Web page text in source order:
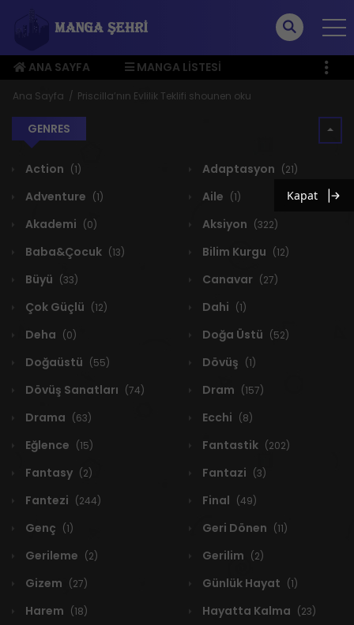
ANA SAYFA
MANGA LISTESI
ÜYE MENÜSÜ
Ana Sayfa Priscilla’nın Evlilik Teklifi shounen oku
GENRES
Action (1) Adaptasyon (21)
Adventure (1) Aile (1)
Akademi (0) Aksiyon (322)
Baba&Çocuk (13) Bilim Kurgu (12)
Büyü (33) Canavar (27)
Çok Güçlü (12) Dahi (1)
Deha (0) Doğa Üstü (52)
Doğaüstü (55) Dövüş (1)
Dövüş Sanatları (74) Dram (157)
Drama (63) Ecchi (8)
Eğlence (15) Fantastik (202)
Fantasy (2) Fantazi (3)
Fantezi (244) Final (49)
Genç (1) Geri Dönen (11)
Gerileme (2) Gerilim (2)
Gizem (27) Günlük Hayat (1)
Harem (18) Hayatta Kalma (23)
Kapat